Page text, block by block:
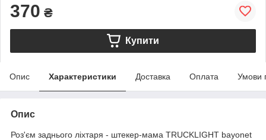
370 ₴
Купити
Опис Характеристики Доставка Оплата Умови
Опис
Роз'єм заднього ліхтаря - штекер-мама TRUCKLIGHT bayonet